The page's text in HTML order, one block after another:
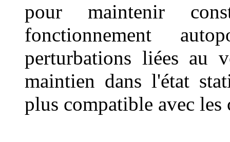
pour maintenir
fonctionnement
perturbations liées au
maintien dans l'état
plus compatible avec